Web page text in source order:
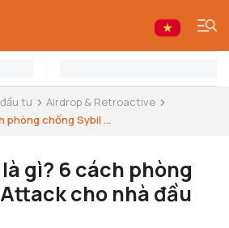
tư
Airdrop & Retroactive
phòng chống Sybil ...
gì? 6 cách phòng
cho nhà đầu